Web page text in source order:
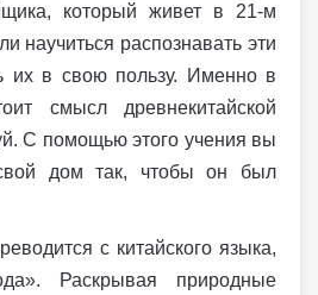
который живет в 21-м
научиться распознавать эти
их в свою пользу. Именно в
смысл древнекитайской
С помощью этого учения вы
дом так, чтобы он был
с китайского языка,
Раскрывая природные